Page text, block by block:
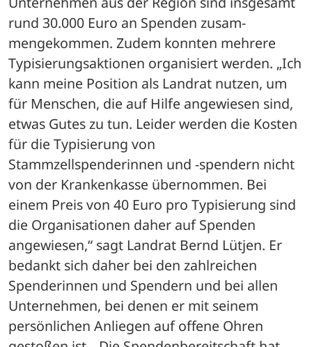
rund 30.000 Euro an Spenden zusam-
mengekommen. Zudem konnten mehrere
Typisierungsaktionen organisiert werden. „Ich
kann meine Position als Landrat nutzen, um
für Menschen, die auf Hilfe angewiesen sind,
etwas Gutes zu tun. Leider werden die Kosten
für die Typisierung von
Stammzellspenderinnen und -spendern nicht
von der Krankenkasse übernommen. Bei
einem Preis von 40 Euro pro Typisierung sind
die Organisationen daher auf Spenden
angewiesen,“ sagt Landrat Bernd Lütjen. Er
bedankt sich daher bei den zahlreichen
Spenderinnen und Spendern und bei allen
Unternehmen, bei denen er mit seinem
persönlichen Anliegen auf offene Ohren